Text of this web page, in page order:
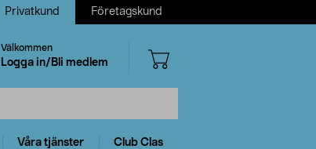
Privatkund Företagskund
Välkommen
Logga in/Bli medlem
Våra tjänster Club Clas